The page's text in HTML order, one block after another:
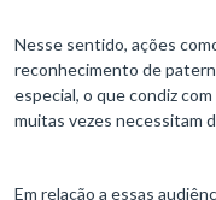
Nesse sentido, ações
reconhecimento de
especial, o que condiz
muitas vezes necessitam
Em relação a essas